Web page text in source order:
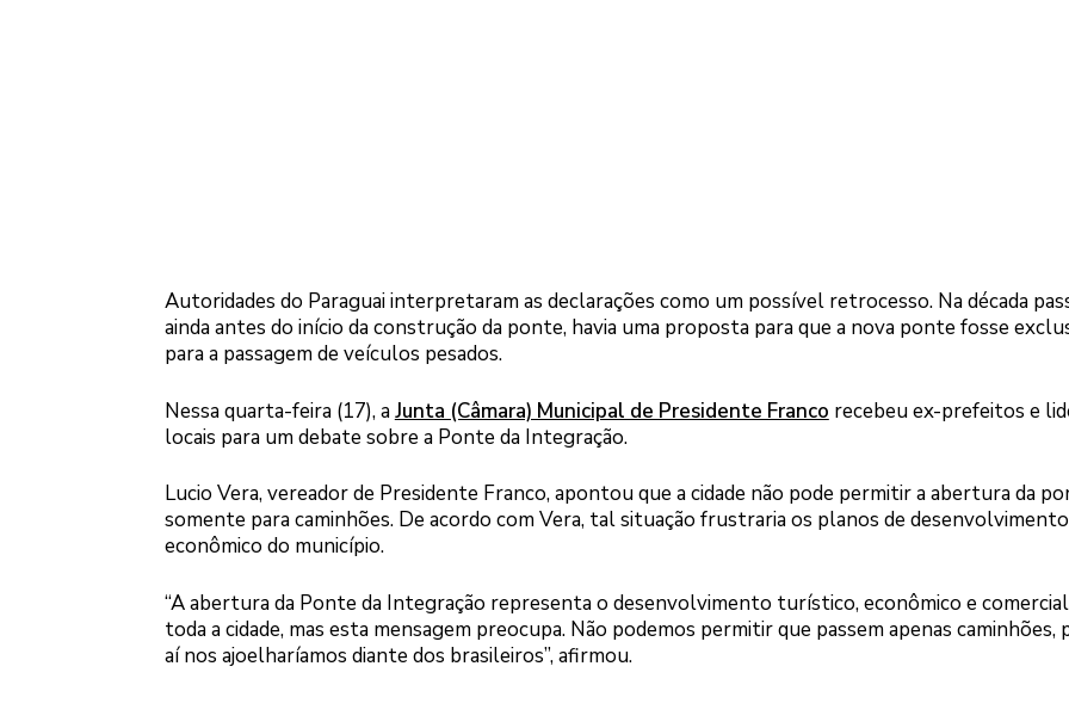
Autoridades do Paraguai interpretaram as declarações como um possível retrocesso. Na década
ainda antes do início da construção da ponte, havia uma proposta para que a nova ponte fosse
para a passagem de veículos pesados.
Nessa quarta-feira (17), aJunta (Câmara) Municipal de Presidente Franco recebeu ex-prefeitos e
locais para um debate sobre a Ponte da Integração.
Lucio Vera, vereador de Presidente Franco, apontou que a cidade não pode permitir a abertura da
somente para caminhões. De acordo com Vera, tal situação frustraria os planos de desenvolvimento
econômico do município.
“A abertura da Ponte da Integração representa o desenvolvimento turístico, econômico e
toda a cidade, mas esta mensagem preocupa. Não podemos permitir que passem apenas caminhões,
aí nos ajoelharíamos diante dos brasileiros”, afirmou.